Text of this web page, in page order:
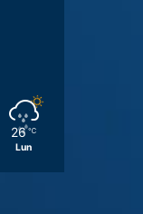
26 ℃
Lun